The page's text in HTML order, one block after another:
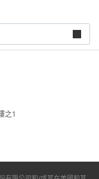
之1